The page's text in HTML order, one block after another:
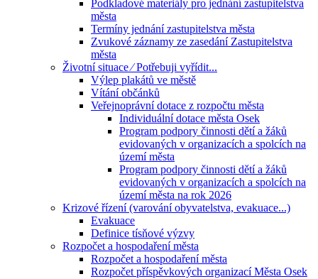
Podkladové materiály pro jednání zastupitelstva
města
Termíny jednání zastupitelstva města
Zvukové záznamy ze zasedání Zastupitelstva
města
Životní situace ⁄ Potřebuji vyřídit...
Výlep plakátů ve městě
Vítání občánků
Veřejnoprávní dotace z rozpočtu města
Individuální dotace města Osek
Program podpory činnosti dětí a žáků
evidovaných v organizacích a spolcích na
území města
Program podpory činnosti dětí a žáků
evidovaných v organizacích a spolcích na
území města na rok 2026
Krizové řízení (varování obyvatelstva, evakuace...)
Evakuace
Definice tísňové výzvy
Rozpočet a hospodaření města
Rozpočet a hospodaření města
Rozpočet příspěvkových organizací Města Osek